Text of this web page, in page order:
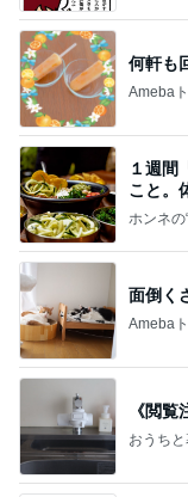
何軒も
Ameba
１週間
こと。
ホンネの
面倒く
Ameba
《閲
おうち